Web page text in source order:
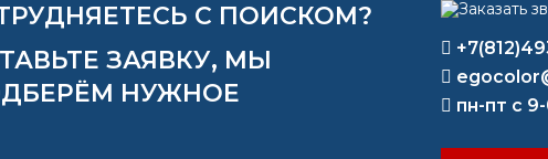
С ПОИСКОМ?
ЗАЯВКУ, МЫ
НУЖНОЕ
пн-пт с